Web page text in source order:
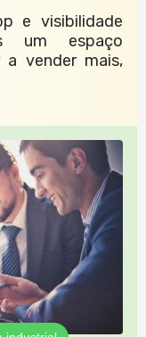
e visibilidade
um espaço
a vender mais,